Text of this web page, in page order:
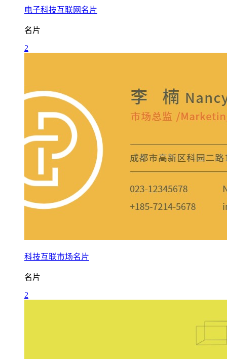
电子科技互联网名片
名片
2
科技互联市场名片
名片
2